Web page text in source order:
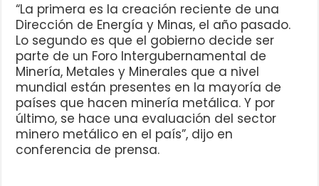
“La primera es la creación reciente de una
Dirección de Energía y Minas, el año pasado.
Lo segundo es que el gobierno decide ser
parte de un Foro Intergubernamental de
Minería, Metales y Minerales que a nivel
mundial están presentes en la mayoría de
países que hacen minería metálica. Y por
último, se hace una evaluación del sector
minero metálico en el país”, dijo en
conferencia de prensa.